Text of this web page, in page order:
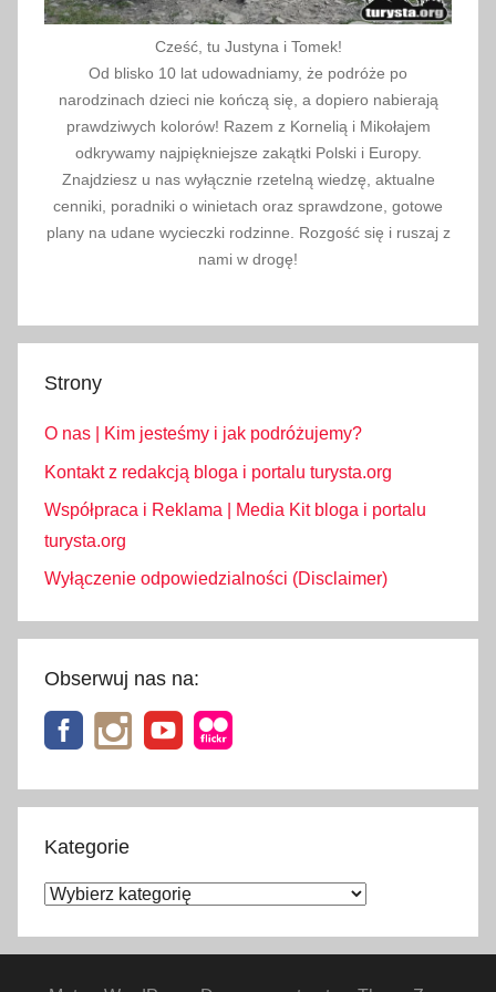
2
Cześć, tu Justyna i Tomek!
Od blisko 10 lat udowadniamy, że podróże po
narodzinach dzieci nie kończą się, a dopiero nabierają
prawdziwych kolorów! Razem z Kornelią i Mikołajem
odkrywamy najpiękniejsze zakątki Polski i Europy.
Znajdziesz u nas wyłącznie rzetelną wiedzę, aktualne
cenniki, poradniki o winietach oraz sprawdzone, gotowe
plany na udane wycieczki rodzinne. Rozgość się i ruszaj z
nami w drogę!
Strony
O nas | Kim jesteśmy i jak podróżujemy?
Kontakt z redakcją bloga i portalu turysta.org
Współpraca i Reklama | Media Kit bloga i portalu
turysta.org
Wyłączenie odpowiedzialności (Disclaimer)
Obserwuj nas na:
Kategorie
Kategorie